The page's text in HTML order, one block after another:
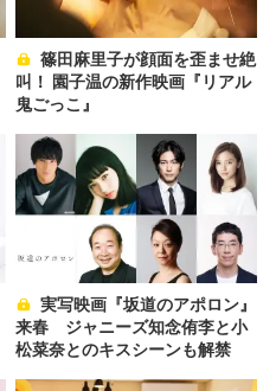
叫！ 園子温の新作映画『リアル
鬼ごっこ』
来春 ジャニーズ知念侑李と小
松菜奈とのキスシーンも解禁